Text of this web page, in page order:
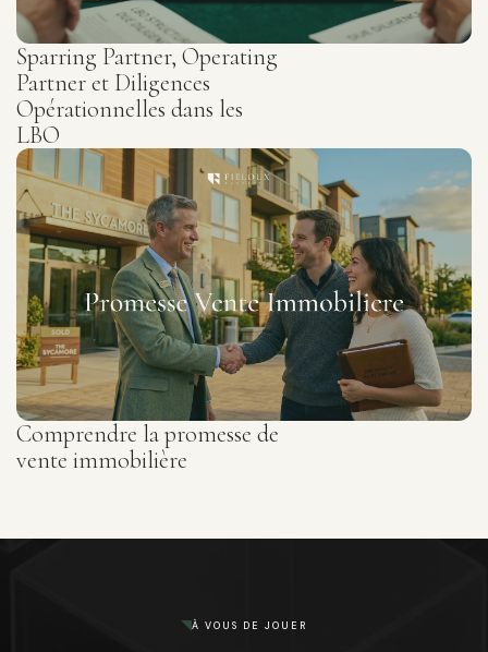
Sparring Partner, Operating
Partner et Diligences
Opérationnelles dans les
LBO
Comprendre la promesse de
vente immobilière
À VOUS DE JOUER